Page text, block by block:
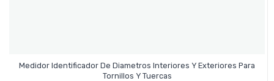
Medidor Identificador De Diametros Interiores Y Exteriores Para
Tornillos Y Tuercas
Leer Más